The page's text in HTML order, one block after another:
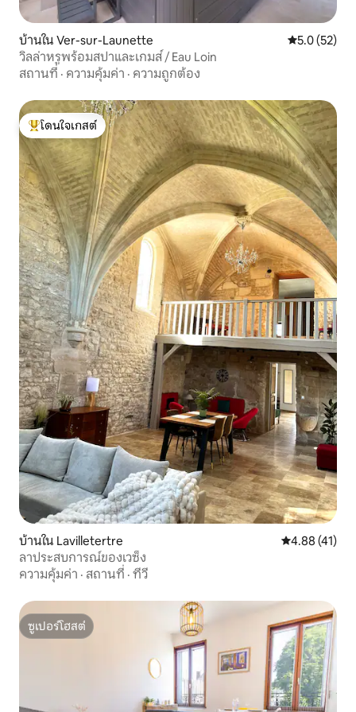
บ้านใน Ver-sur-Launette คะแนนเฉลี่ย
5.0 (52)
วิลล่าหรูพร้อมสปาและเกมส์ / Eau Loin
สถานที่ · ความคุ้มค่า · ความถูกต้อง
โดนใจเกสต์ที่สุด
โดนใจเกสต์
บ้านใน Lavilletertre คะแนนเฉลี่ย
4.88 (41)
ลาประสบการณ์ของเวซ็ง
ความคุ้มค่า · สถานที่ · ทีวี
ซูเปอร์โฮสต์
ซูเปอร์โฮสต์